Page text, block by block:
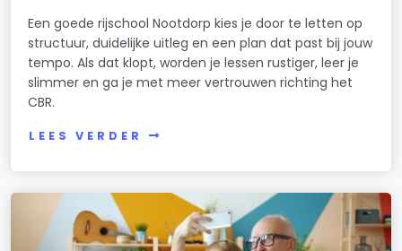
Een goede rijschool Nootdorp kies je door te letten op
structuur, duidelijke uitleg en een plan dat past bij jouw
tempo. Als dat klopt, worden je lessen rustiger, leer je
slimmer en ga je met meer vertrouwen richting het
CBR.
LEES VERDER